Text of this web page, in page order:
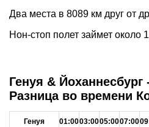
Два места в 8089 км друг от
Нон-стоп полет займет около
Генуя & Йоханнесбург
Разница во времени
Генуя 01:0003:0005:0007:00